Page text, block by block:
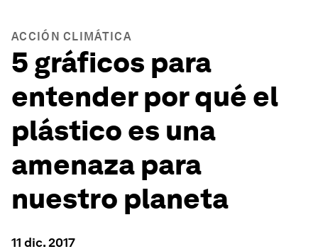
ACCIÓN CLIMÁTICA
5 gráficos para
entender por qué el
plástico es una
amenaza para
nuestro planeta
11 dic. 2017